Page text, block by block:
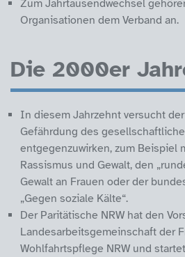
Zum Jahrtausendwechsel
Organisationen dem Verband an.
Die 2000er
In diesem Jahrzehnt versucht
Gefährdung des
entgegenzuwirken, zum Beispiel
Rassismus und Gewalt, den
Gewalt an Frauen oder der
„Gegen soziale Kälte“.
Der Paritätische NRW hat den
Landesarbeitsgemeinschaft der
Wohlfahrtspflege NRW und